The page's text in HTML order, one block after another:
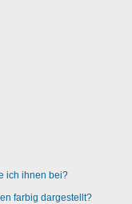
ich ihnen bei?
farbig dargestellt?